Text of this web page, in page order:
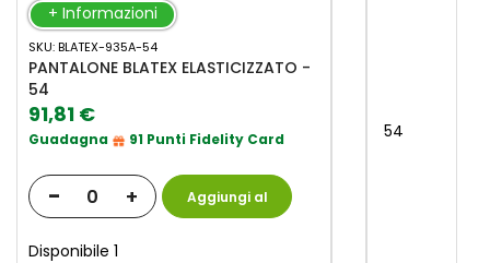
+ Informazioni
SKU: BLATEX-935A-54
PANTALONE BLATEX ELASTICIZZATO -
54
91,81 €
Guadagna 91 Punti Fidelity Card
- + Aggiungi al
Disponibile 1
54